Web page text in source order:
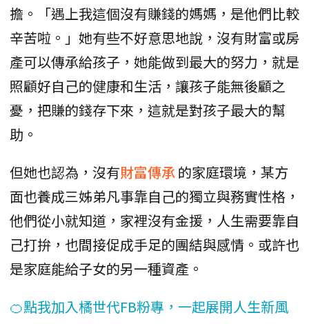
擔。「遇上我這個沒有賺錢的媽媽，是他們比較
辛苦啦。」她有些不好意思地說，沒有財富或房
產可以傳承給孩子，她能做到最大的努力，就是
照顧好自己的健康和生活，讓孩子能無後顧之
憂，把賺的錢存下來，這就是對孩子最大的幫
助。
但她也認為，沒有財富傳承的家庭環境，某方
面也養成三姊弟凡事靠自己的獨立與務實性格，
他們從小就知道，家裡沒有金援，人生需要靠自
己打拚，也間接促成手足的團結與感情。或許也
是家庭能給子女的另一種資產。
🍊點我加入橘世代FB粉專，一起展開人生新風